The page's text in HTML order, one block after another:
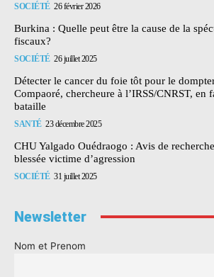
SOCIÉTÉ 26 février 2026
Burkina : Quelle peut être la cause de la
fiscaux?
SOCIÉTÉ 26 juillet 2025
Détecter le cancer du foie tôt pour le
Compaoré, chercheure à l’IRSS/CNRST, en
bataille
SANTÉ 23 décembre 2025
CHU Yalgado Ouédraogo : Avis de
blessée victime d’agression
SOCIÉTÉ 31 juillet 2025
Newsletter
Nom et Prenom